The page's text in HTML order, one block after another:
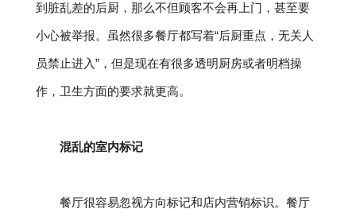
到脏乱差的后厨，那么不但顾客不会再上门，甚至要
小心被举报。虽然很多餐厅都写着“后厨重点，无关人
员禁止进入”，但是现在有很多透明厨房或者明档操
作，卫生方面的要求就更高。
混乱的室内标记
餐厅很容易忽视方向标记和店内营销标识。餐厅